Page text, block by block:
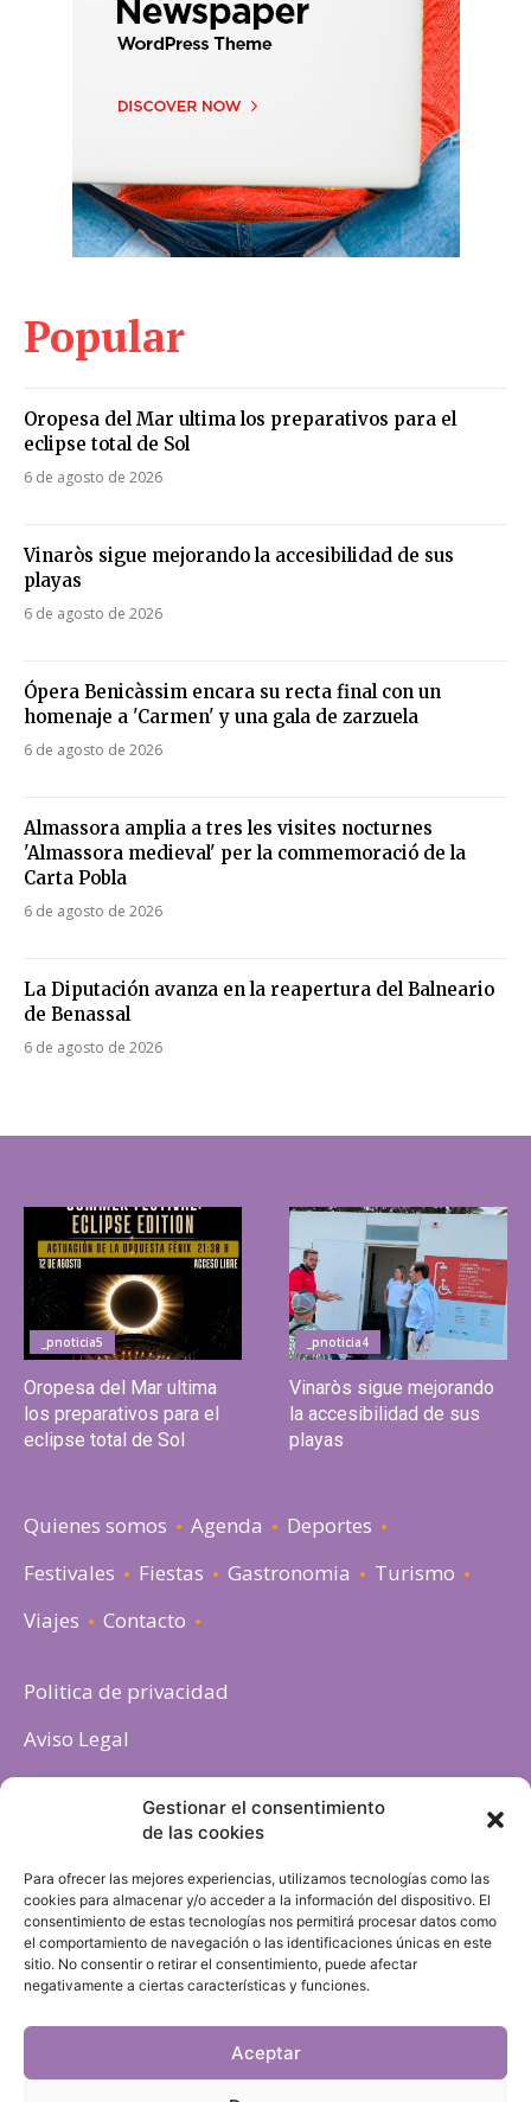
Gestionar el consentimiento
de las cookies
Para ofrecer las mejores experiencias, utilizamos tecnologías como las
cookies para almacenar y/o acceder a la información del dispositivo. El
consentimiento de estas tecnologías nos permitirá procesar datos como
el comportamiento de navegación o las identificaciones únicas en este
sitio. No consentir o retirar el consentimiento, puede afectar
negativamente a ciertas características y funciones.
Aceptar
Popular
Oropesa del Mar ultima los preparativos para el
eclipse total de Sol
6 de agosto de 2026
Vinaròs sigue mejorando la accesibilidad de sus
playas
6 de agosto de 2026
Ópera Benicàssim encara su recta final con un
homenaje a 'Carmen' y una gala de zarzuela
6 de agosto de 2026
Almassora amplia a tres les visites nocturnes
'Almassora medieval' per la commemoració de la
Carta Pobla
6 de agosto de 2026
La Diputación avanza en la reapertura del Balneario
de Benassal
6 de agosto de 2026
_pnoticia5
Oropesa del Mar ultima
los preparativos para el
eclipse total de Sol
_pnoticia4
Vinaròs sigue mejorando
la accesibilidad de sus
playas
Quienes somos Agenda
Deportes
Festivales
Fiestas Gastronomia
Turismo
Viajes
Contacto
Politica de privacidad
Aviso Legal
Política de cookies